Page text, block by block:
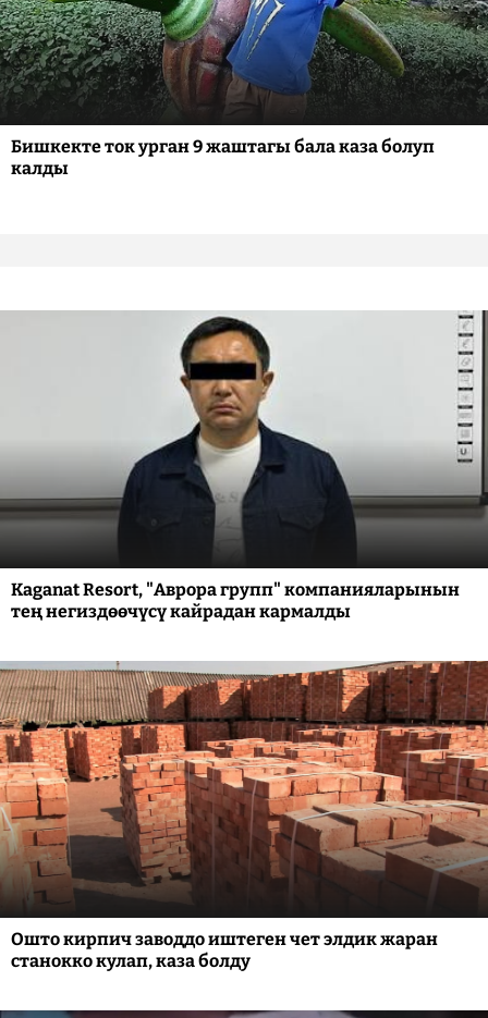
Бишкекте ток урган 9 жаштагы бала каза болуп
калды
Kaganat Resort, "Аврора групп" компанияларынын
тең негиздөөчүсү кайрадан кармалды
Ошто кирпич заводдо иштеген чет элдик жаран
станокко кулап, каза болду